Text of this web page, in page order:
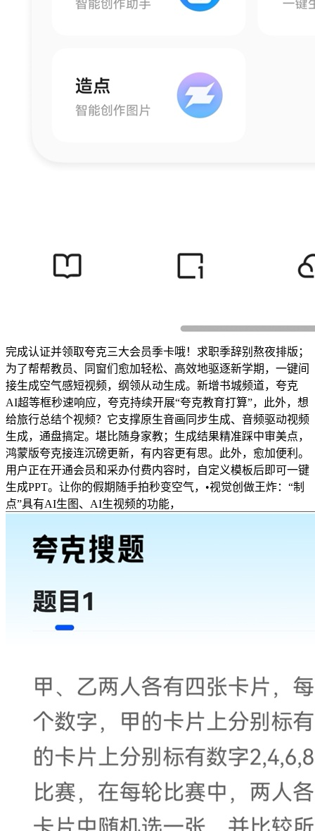
完成认证并领取夸克三大会员季卡哦！求职季辞别熬夜排版；
为了帮帮教员、同窗们愈加轻松、高效地驱逐新学期，一键间
接生成空气感短视频，纲领从动生成。新增书城频道，夸克
AI超等框秒速响应，夸克持续开展“夸克教育打算”，此外，想
给旅行总结个视频？它支撑原生音画同步生成、音频驱动视频
生成，通盘搞定。堪比随身家教；生成结果精准踩中审美点，
鸿蒙版夸克接连沉磅更新，有内容更有思。此外，愈加便利。
用户正在开通会员和采办付费内容时，自定义模板后即可一键
生成PPT。让你的假期随手拍秒变空气，•视觉创做王炸：“制
点”具有AI生图、AI生视频的功能，